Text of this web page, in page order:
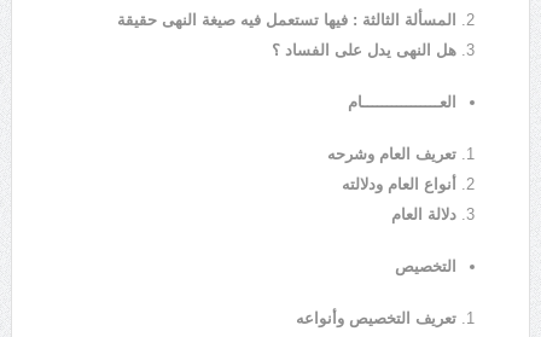
المسألة الثالثة : فيها تستعمل فيه صيغة النهى حقيقة
هل النهى يدل على الفساد ؟
العــــــــــــــــام
تعريف العام وشرحه
أنواع العام ودلالته
دلالة العام
التخصيص
تعريف التخصيص وأنواعه